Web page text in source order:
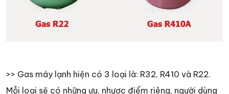
>> Gas máy lạnh hiện có 3 loại là: R32, R410 và R22.
Mỗi loại sẽ có những ưu, nhược điểm riêng, người dùng